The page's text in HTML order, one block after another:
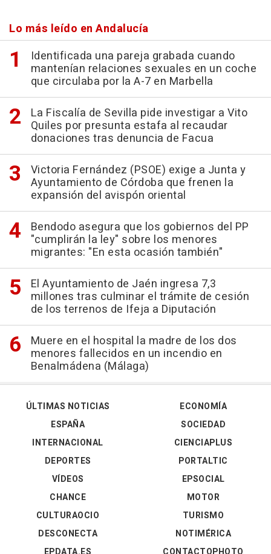
Lo más leído en Andalucía
Identificada una pareja grabada cuando
mantenían relaciones sexuales en un coche
que circulaba por la A-7 en Marbella
La Fiscalía de Sevilla pide investigar a Vito
Quiles por presunta estafa al recaudar
donaciones tras denuncia de Facua
Victoria Fernández (PSOE) exige a Junta y
Ayuntamiento de Córdoba que frenen la
expansión del avispón oriental
Bendodo asegura que los gobiernos del PP
"cumplirán la ley" sobre los menores
migrantes: "En esta ocasión también"
El Ayuntamiento de Jaén ingresa 7,3
millones tras culminar el trámite de cesión
de los terrenos de Ifeja a Diputación
Muere en el hospital la madre de los dos
menores fallecidos en un incendio en
Benalmádena (Málaga)
ÚLTIMAS NOTICIAS
ESPAÑA
INTERNACIONAL
DEPORTES
VÍDEOS
ECONOMÍA
SOCIEDAD
CIENCIAPLUS
PORTALTIC
EPSOCIAL
CHANCE
CULTURAOCIO
DESCONECTA
MOTOR
TURISMO
NOTIMÉRICA